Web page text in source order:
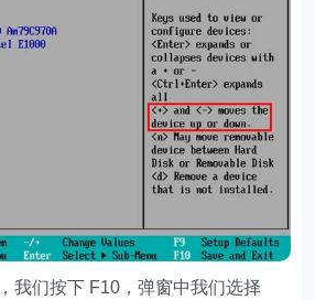
们按下 F10，弹窗中我们选择